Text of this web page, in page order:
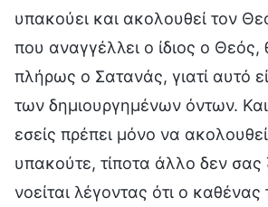
υπακούει και ακολουθεί τον
που αναγγέλλει ο ίδιος ο Θεός,
πλήρως ο Σατανάς, γιατί αυτό
των δημιουργημένων όντων. Και
εσείς πρέπει μόνο να
υπακούτε, τίποτα άλλο δεν σας
νοείται λέγοντας ότι ο καθένας